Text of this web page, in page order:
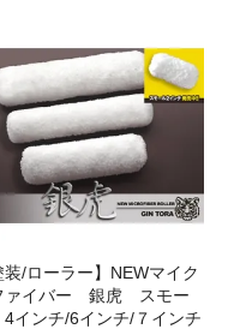
装/ローラー】NEWマイク
ァイバー 銀虎 スモー
インチ/6インチ/７インチ